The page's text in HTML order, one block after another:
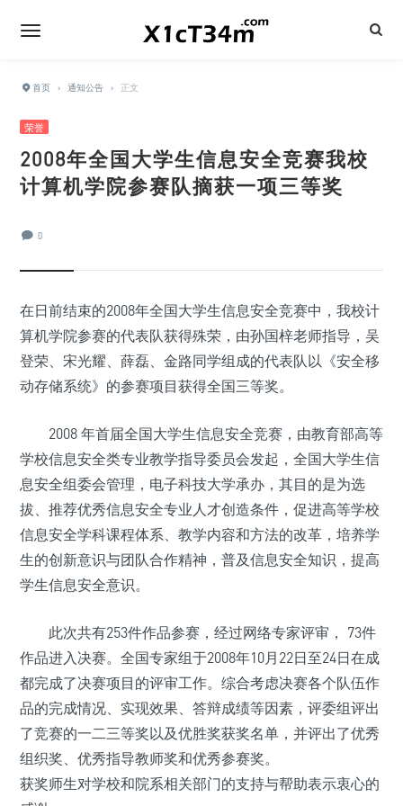
首页 › 通知公告 › 正文
荣誉
2008年全国大学生信息安全竞赛我校
计算机学院参赛队摘获一项三等奖
0
在日前结束的2008年全国大学生信息安全竞赛中，我校计
算机学院参赛的代表队获得殊荣，由孙国梓老师指导，吴
登荣、宋光耀、薛磊、金路同学组成的代表队以《安全移
动存储系统》的参赛项目获得全国三等奖。
2008 年首届全国大学生信息安全竞赛，由教育部高等
学校信息安全类专业教学指导委员会发起，全国大学生信
息安全组委会管理，电子科技大学承办，其目的是为选
拔、推荐优秀信息安全专业人才创造条件，促进高等学校
信息安全学科课程体系、教学内容和方法的改革，培养学
生的创新意识与团队合作精神，普及信息安全知识，提高
学生信息安全意识。
此次共有253件作品参赛，经过网络专家评审， 73件
作品进入决赛。全国专家组于2008年10月22日至24日在成
都完成了决赛项目的评审工作。综合考虑决赛各个队伍作
品的完成情况、实现效果、答辩成绩等因素，评委组评出
了竞赛的一二三等奖以及优胜奖获奖名单，并评出了优秀
组织奖、优秀指导教师奖和优秀参赛奖。
获奖师生对学校和院系相关部门的支持与帮助表示衷心的